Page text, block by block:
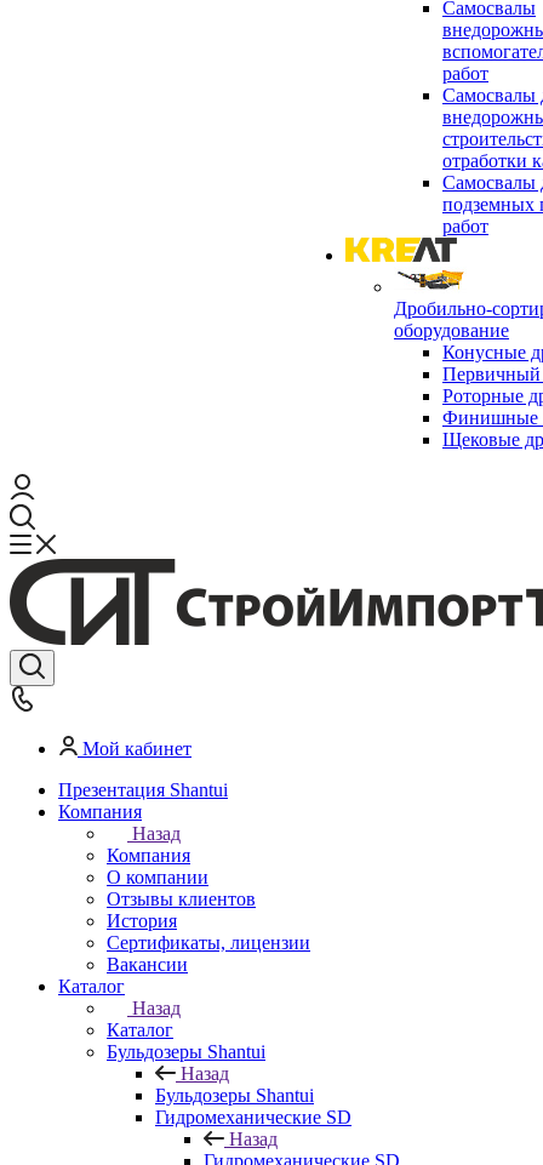
Самосвалы
работ
Самосвалы
отработки
Самосвалы
подземных
работ
Дробильно-
оборудование
Конусные
Первичный
Роторные
Финишные
Щековые
Мой кабинет
Презентация Shantui
Компания
Назад
Компания
О компании
Отзывы клиентов
История
Сертификаты, лицензии
Вакансии
Каталог
Назад
Каталог
Бульдозеры Shantui
Назад
Бульдозеры Shantui
Гидромеханические SD
Назад
Гидромеханические SD